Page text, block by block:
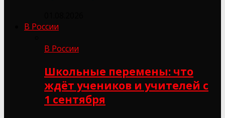
В России
В России
Школьные перемены: что
ждёт учеников и учителей с
1 сентября